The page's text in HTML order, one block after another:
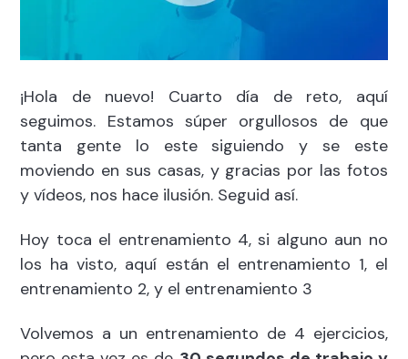
¡Hola de nuevo! Cuarto día de reto, aquí
seguimos. Estamos súper orgullosos de que
tanta gente lo este siguiendo y se este
moviendo en sus casas, y gracias por las fotos
y vídeos, nos hace ilusión. Seguid así.
Hoy toca el entrenamiento 4, si alguno aun no
los ha visto, aquí están el entrenamiento 1, el
entrenamiento 2, y el entrenamiento 3
Volvemos a un entrenamiento de 4 ejercicios,